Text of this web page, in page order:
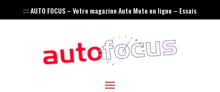
::: AUTO FOCUS – Votre magazine Auto Moto en ligne – Essais
– Actualités – Innovations – Rétro :::